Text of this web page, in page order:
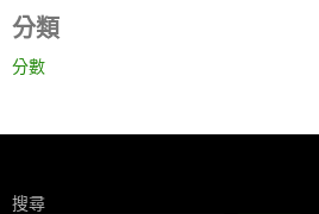
分類
分數
搜尋